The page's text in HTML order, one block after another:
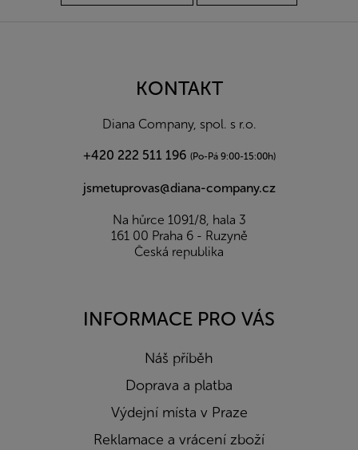
KONTAKT
Diana Company, spol. s r.o.
+420 222 511 196 (Po-Pá 9:00-15:00h)
jsmetuprovas@diana-company.cz
Na hůrce 1091/8, hala 3
161 00 Praha 6 - Ruzyně
Česká republika
INFORMACE PRO VÁS
Náš příběh
Doprava a platba
Výdejní místa v Praze
Reklamace a vrácení zboží